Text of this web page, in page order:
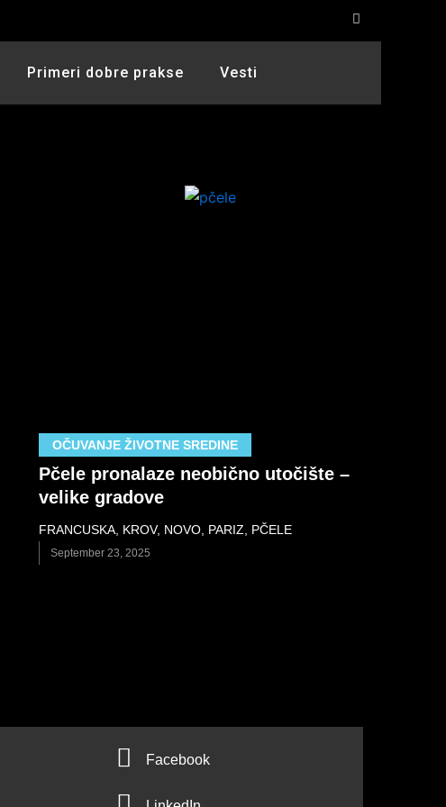
Primeri dobre prakse Vesti
OČUVANJE ŽIVOTNE SREDINE
Pčele pronalaze neobično utočište –
velike gradove
FRANCUSKA KROV, NOVO PARIZ PČELE
September 23, 2025
F
Facebook